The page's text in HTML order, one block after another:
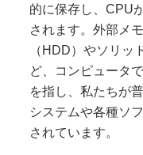
的に保存し、CPU
されます。外部メ
（HDD）やソリッ
ど、コンピュータ
を指し、私たちが
システムや各種ソ
されています。